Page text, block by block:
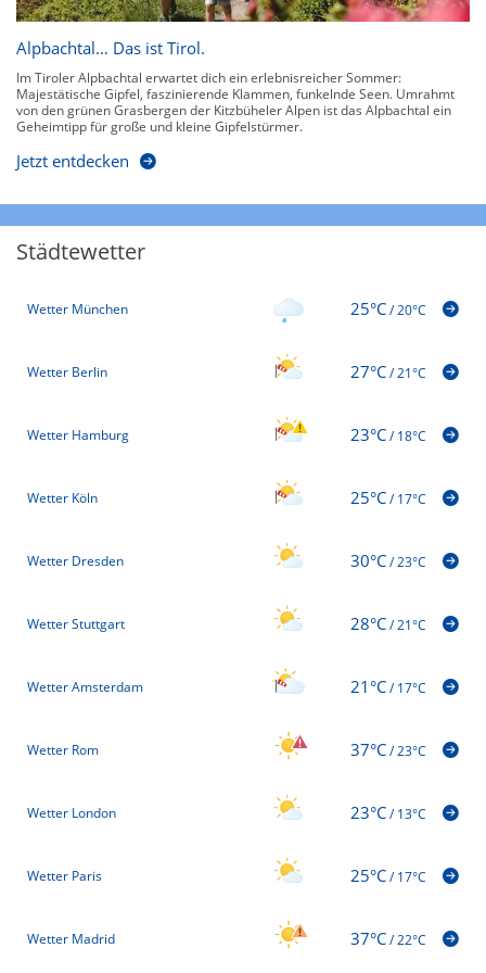
Alpbachtal… Das ist Tirol.
Im Tiroler Alpbachtal erwartet dich ein erlebnisreicher Sommer:
Majestätische Gipfel, faszinierende Klammen, funkelnde Seen. Umrahmt
von den grünen Grasbergen der Kitzbüheler Alpen ist das Alpbachtal ein
Geheimtipp für große und kleine Gipfelstürmer.
Jetzt entdecken
Städtewetter
Wetter München 25°C/20°C
Wetter Berlin 27°C/21°C
Wetter Hamburg 23°C/18°C
Wetter Köln 25°C/17°C
Wetter Dresden 30°C/23°C
Wetter Stuttgart 28°C/21°C
Wetter Amsterdam 21°C/17°C
Wetter Rom 37°C/23°C
Wetter London 23°C/13°C
Wetter Paris 25°C/17°C
Wetter Madrid 37°C/22°C